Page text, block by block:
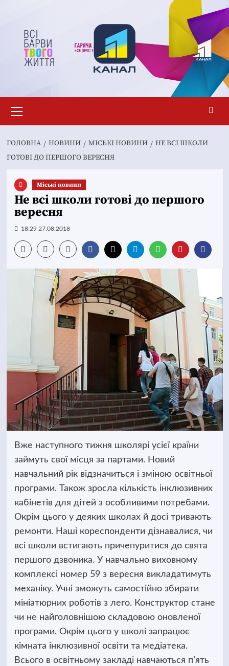
вмісту
меню
ГОЛОВНА НОВИНИ MІСЬКІ НОВИНИ
НЕ ВСІ ШКОЛИ
ГОТОВІ ДО ПЕРШОГО ВЕРЕСНЯ
Mіські новини
Не всі школи готові до першого
вересня
18:29 27.08.2018
Вже наступного тижня школярі усієї країни
займуть свої місця за партами. Новий
навчальний рік відзначиться і зміною освітньої
програми. Також зросла кількість інклюзивних
кабінетів для дітей з особливими потребами.
Окрім цього у деяких школах й досі тривають
ремонти. Наші кореспонденти дізнавалися, чи
всі школи встигають причепуритися до свята
першого дзвоника. У навчально виховному
комплексі номер 59 з вересня викладатимуть
механіку. Учні зможуть самостійно збирати
мініатюрних роботів з лего. Конструктор стане
чи не найголовнішою складовою оновленої
програми. Окрім цього у школі запрацює
кімната інклюзивної освіти та медіатека.
Всього в освітньому закладі навчаються п’ять